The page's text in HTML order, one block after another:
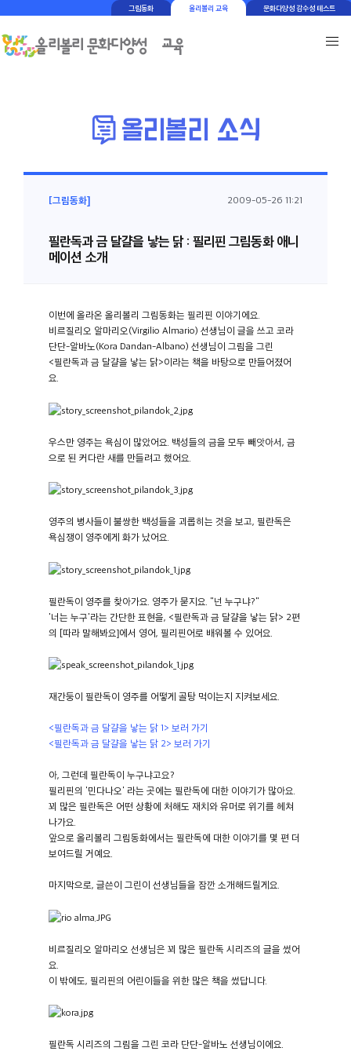
그림동화 올리볼리 교육 문화다양성 감수성 테스트
[그림동화] 2009-05-26 11:21
필란독과 금 달걀을 낳는 닭 : 필리핀 그림동화 애니
메이션 소개
이번에 올라온 올리볼리 그림동화는 필리핀 이야기에요.
비르질리오 알마리오(Virgilio Almario) 선생님이 글을 쓰고 코라
단단-알바노(Kora Dandan-Albano) 선생님이 그림을 그린
<필란독과 금 달걀을 낳는 닭>이라는 책을 바탕으로 만들어졌어
요.
우스만 영주는 욕심이 많았어요. 백성들의 금을 모두 빼앗아서, 금
으로 된 커다란 새를 만들려고 했어요.
영주의 병사들이 불쌍한 백성들을 괴롭히는 것을 보고, 필란독은
욕심쟁이 영주에게 화가 났어요.
필란독이 영주를 찾아가요. 영주가 묻지요. "넌 누구냐?"
'너는 누구'라는 간단한 표현을, <필란독과 금 달걀을 낳는 닭> 2편
의 [따라 말해봐요]에서 영어, 필리핀어로 배워볼 수 있어요.
재간둥이 필란독이 영주를 어떻게 골탕 먹이는지 지켜보세요.
<필란독과 금 달걀을 낳는 닭 1> 보러 가기
<필란독과 금 달걀을 낳는 닭 2> 보러 가기
아, 그런데 필란독이 누구냐고요?
필리핀의 '민다나오' 라는 곳에는 필란독에 대한 이야기가 많아요.
꾀 많은 필란독은 어떤 상황에 처해도 재치와 유머로 위기를 헤쳐
나가요.
앞으로 올리볼리 그림동화에서는 필란독에 대한 이야기를 몇 편 더
보여드릴 거예요.
마지막으로, 글쓴이 그린이 선생님들을 잠깐 소개해드릴게요.
비르질리오 알마리오 선생님은 꾀 많은 필란독 시리즈의 글을 썼어
요.
이 밖에도, 필리핀의 어린이들을 위한 많은 책을 썼답니다.
필란독 시리즈의 그림을 그린 코라 단단-알바노 선생님이에요.